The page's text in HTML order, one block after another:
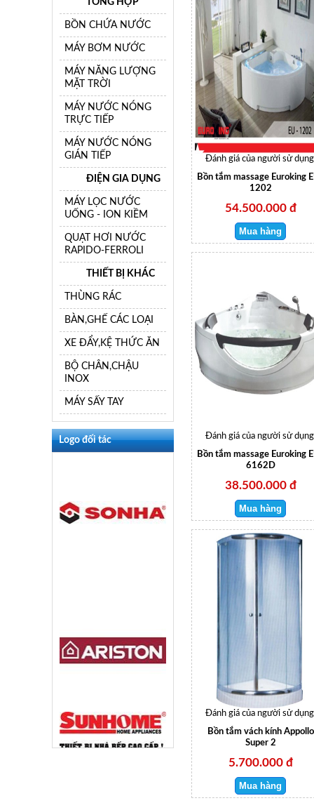
BỒN CHỨA NƯỚC
MÁY BƠM NƯỚC
MÁY NĂNG LƯỢNG
MẶT TRỜI
MÁY NƯỚC NÓNG
TRỰC TIẾP
MÁY NƯỚC NÓNG
GIÁN TIẾP
ĐIỆN GIA DỤNG
MÁY LỌC NƯỚC
UỐNG - ION KIỀM
QUẠT HƠI NƯỚC
RAPIDO-FERROLI
THIẾT BỊ KHÁC
THÙNG RÁC
BÀN,GHẾ CÁC LOẠI
XE ĐẨY,KỆ THỨC ĂN
BỘ CHÂN,CHẬU
INOX
MÁY SẤY TAY
Logo đối tác
Đánh giá của người sử
Bồn tắm massage Euroking
1202
54.500.000 đ
Đánh giá của người sử
Bồn tắm massage Euroking
6162D
38.500.000 đ
Đánh giá của người sử
Bồn tắm vách kính Appollo
Super 2
5.700.000 đ